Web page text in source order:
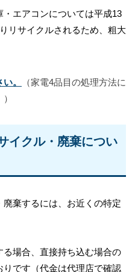
エアコンについては平成13
リサイクルされるため、粗大
。
（家電4品目の処理方法に
イクル・廃棄につい
棄するには、お近くの特定
場合、直接持ち込む場合の
です（代金は代理店で確認